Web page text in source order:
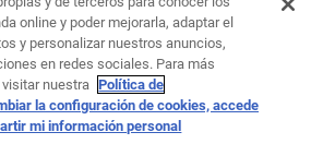
25,99 €19,99 €
Añadir a la cesta
online y poder mejorarla, adaptar el
y personalizar nuestros anuncios,
en redes sociales. Para más
nuestra Política de
la configuración de cookies, accede
mi información personal